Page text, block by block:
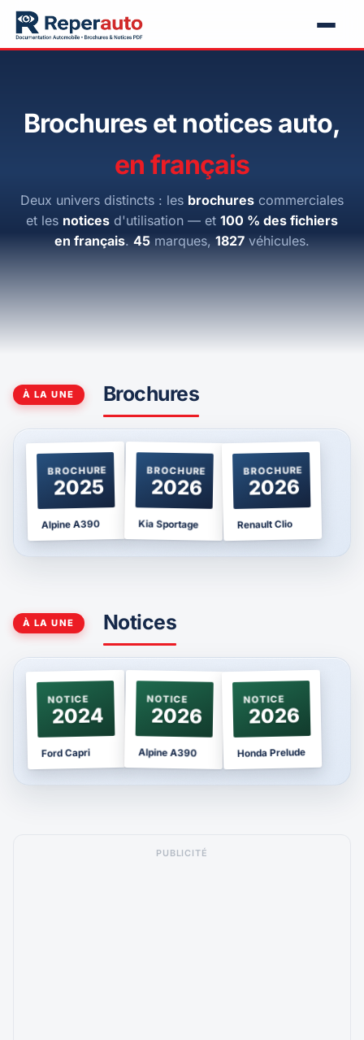
Brochures et notices auto,
en français
Deux univers distincts : les brochures commerciales
et les notices d'utilisation — et 100 % des fichiers
en français. 45 marques, 1827 véhicules.
À LA UNE Brochures
BROCHURE
2025
Alpine A390
BROCHURE
2026
Kia Sportage
BROCHURE
2026
Renault Clio
À LA UNE Notices
NOTICE
2024
Ford Capri
NOTICE
2026
Alpine A390
NOTICE
2026
Honda Prelude
PUBLICITÉ